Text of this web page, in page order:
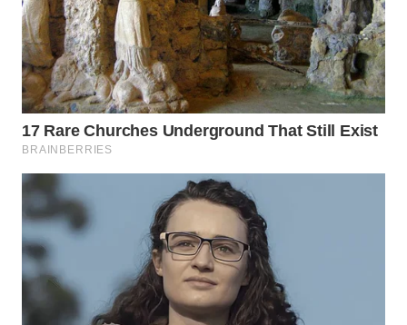
WN
CIANJUR
WN
KEPULAUAN
SERIBU
TANGERANG
WN
BINJAI
WN